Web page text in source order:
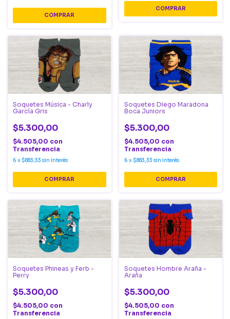
Soquetes Música - Charly
García Gris
$5.300,00
$4.505,00 con
Transferencia
6 x $883,33 sin interés
Soquetes Diego Maradona
Boca Juniors
$5.300,00
$4.505,00 con
Transferencia
6 x $883,33 sin interés
Soquetes Phineas y Ferb -
Perry
$5.300,00
$4.505,00 con
Transferencia
Soquetes Hombre Araña -
Araña
$5.300,00
$4.505,00 con
Transferencia